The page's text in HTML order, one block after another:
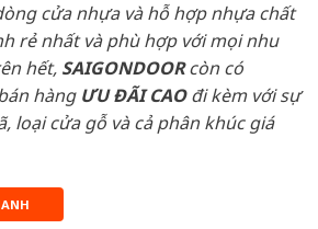
cửa nhựa và hỗ hợp nhựa chất
rẻ nhất và phù hợp với mọi nhu
hết, SAIGONDOORcòn có
hàng ƯU ĐÃI CAOđi kèm với sự
loại cửa gỗ và cả phân khúc giá